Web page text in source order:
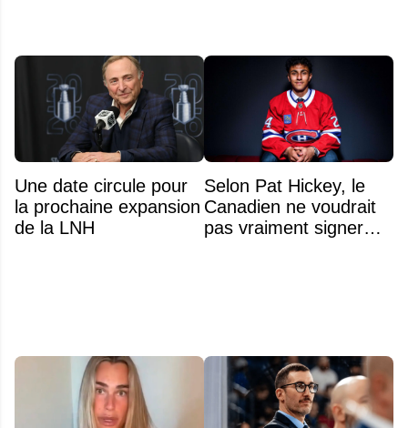
Une date circule pour
la prochaine expansion
de la LNH
Selon Pat Hickey, le
Canadien ne voudrait
pas vraiment signer